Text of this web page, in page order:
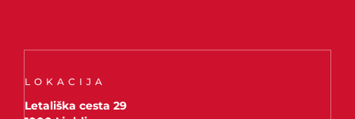
LOKACIJA
Letališka cesta 29